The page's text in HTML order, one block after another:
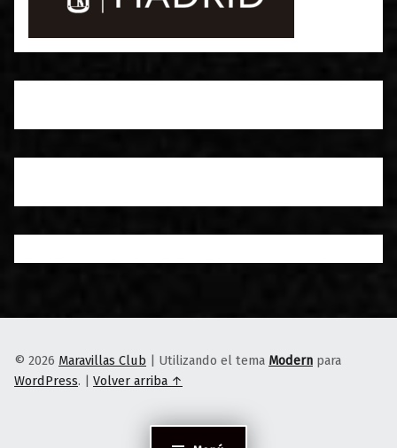
© 2026 Maravillas Club | Utilizando el tema Modern para
WordPress. | Volver arriba ↑